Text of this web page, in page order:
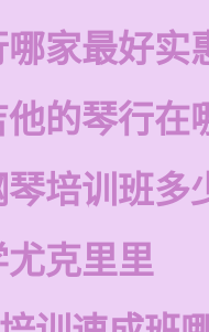
家最好实
的琴行在
培训班多
克里里